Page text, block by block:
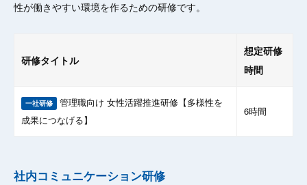
性が働きやすい環境を作るための研修です。
研修タイトル
想定研修
時間
一社研修 管理職向け 女性活躍推進研修【多様性を
成果につなげる】
6時間
社内コミュニケーション研修